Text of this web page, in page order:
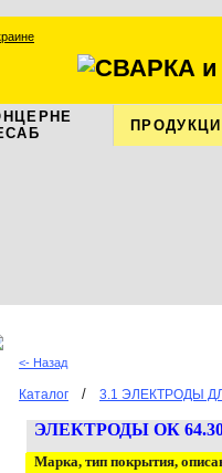
<- Назад
Каталог / 3.1 ЭЛЕКТРОДЫ
ЭЛЕКТРОДЫ ОК
Марка, тип покрытия,